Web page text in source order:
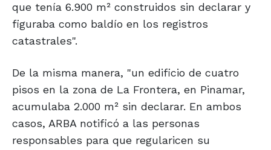
que tenía 6.900 m² construidos sin declarar y
figuraba como baldío en los registros
catastrales".
De la misma manera, "un edificio de cuatro
pisos en la zona de La Frontera, en Pinamar,
acumulaba 2.000 m² sin declarar. En ambos
casos, ARBA notificó a las personas
responsables para que regularicen su